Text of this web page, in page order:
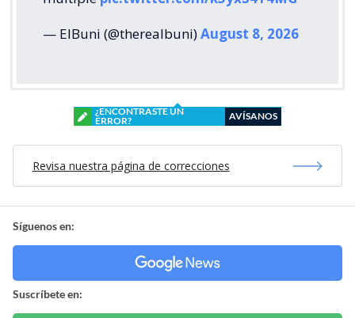
— ElBuni (@therealbuni)August 8, 2026
¿ENCONTRASTE UN
ERROR?
AVÍSANOS
Revisa nuestra página de correcciones
Síguenos en:
Suscríbete en: